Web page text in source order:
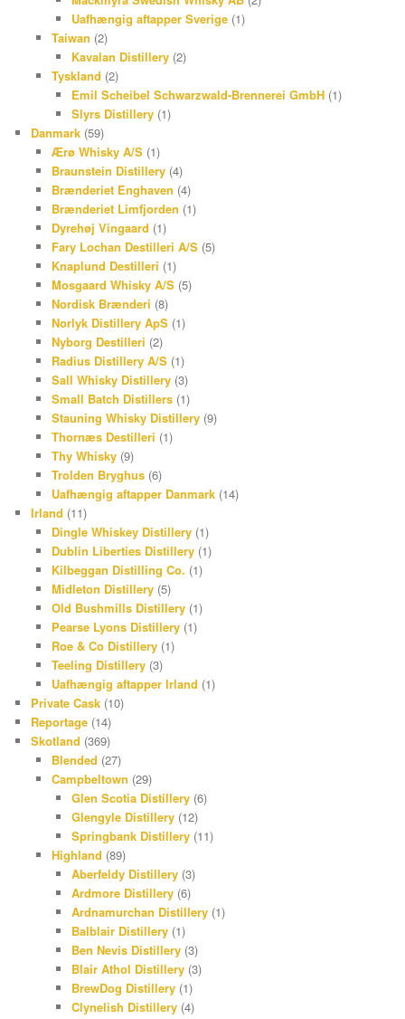
Uafhængig aftapper Sverige (1)
Taiwan (2)
Kavalan Distillery (2)
Tyskland (2)
Emil Scheibel Schwarzwald-Brennerei GmbH (1)
Slyrs Distillery (1)
Danmark (59)
Ærø Whisky A/S(1)
Braunstein Distillery(4)
Brænderiet Enghaven (4)
Brænderiet Limfjorden (1)
Dyrehøj Vingaard (1)
Fary Lochan Destilleri A/S(5)
Knaplund Destilleri (1)
Mosgaard Whisky A/S(5)
Nordisk Brænderi (8)
Norlyk Distillery ApS(1)
Nyborg Destilleri (2)
Radius Distillery A/S(1)
Sall Whisky Distillery(3)
Small Batch Distillers(1)
Stauning Whisky Distillery(9)
Thornæs Destilleri (1)
Thy Whisky(9)
Trolden Bryghus(6)
Uafhængig aftapper Danmark(14)
Irland (11)
Dingle Whiskey Distillery(1)
Dublin Liberties Distillery(1)
Kilbeggan Distilling Co. (1)
Midleton Distillery(5)
Old Bushmills Distillery(1)
Pearse Lyons Distillery(1)
Roe & Co Distillery(1)
Teeling Distillery(3)
Uafhængig aftapper Irland (1)
Private Cask (10)
Reportage (14)
Skotland (369)
Blended (27)
Campbeltown (29)
Glen Scotia Distillery (6)
Glengyle Distillery (12)
Springbank Distillery (11)
Highland (89)
Aberfeldy Distillery (3)
Ardmore Distillery (6)
Ardnamurchan Distillery (1)
Balblair Distillery (1)
Ben Nevis Distillery (3)
Blair Athol Distillery (3)
BrewDog Distillery (1)
Clynelish Distillery (4)